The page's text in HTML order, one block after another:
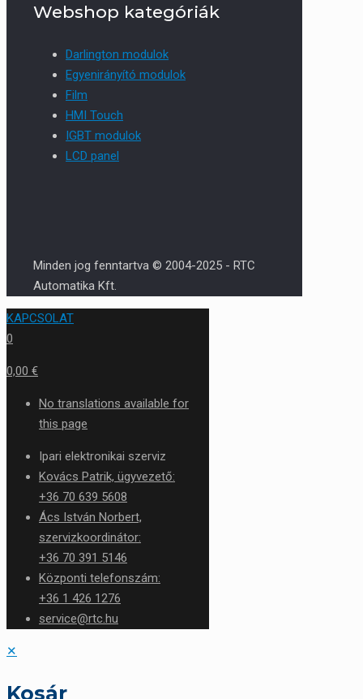
Webshop kategóriák
Darlington modulok
Egyenirányító modulok
Film
HMI Touch
IGBT modulok
LCD panel
Minden jog fenntartva © 2004-2025 - RTC
Automatika Kft.
KAPCSOLAT
0
0,00 €
No translations available for
this page
Ipari elektronikai szerviz
Kovács Patrik, ügyvezető:
+36 70 639 5608
Ács István Norbert,
szervizkoordinátor:
+36 70 391 5146
Központi telefonszám:
+36 1 426 1276
service@rtc.hu
✕
Kosár